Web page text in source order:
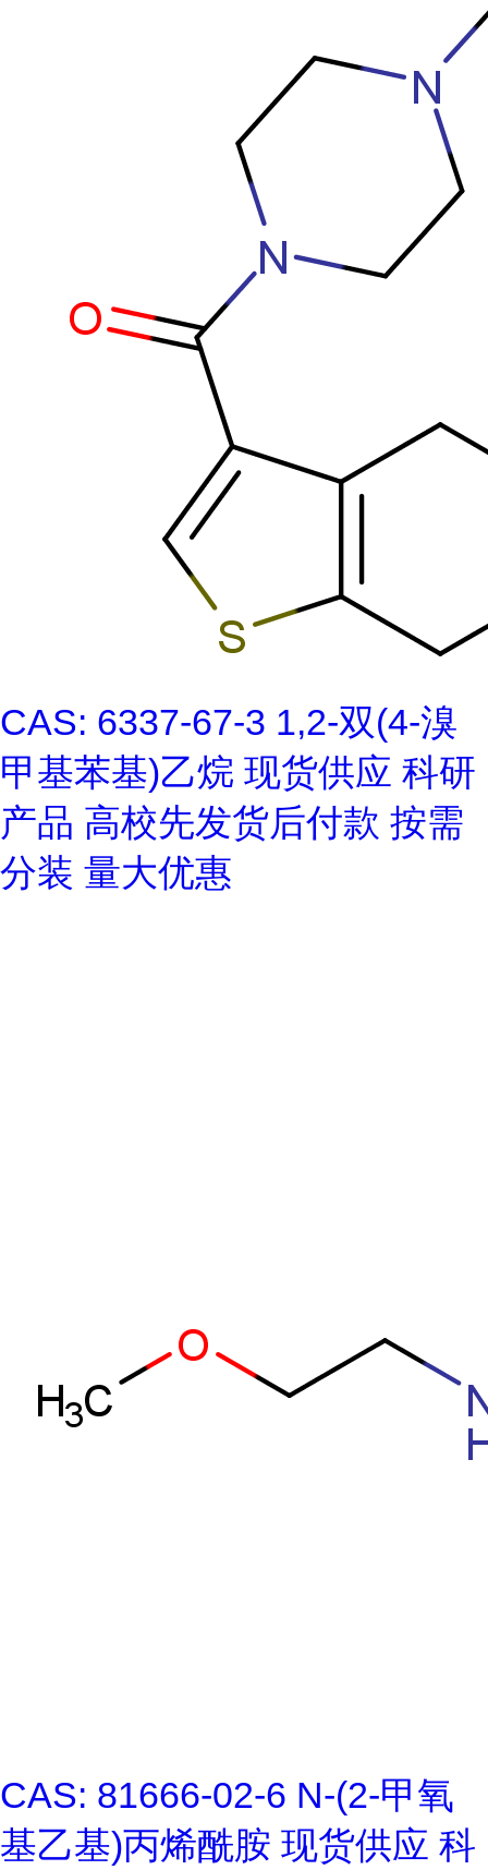
CAS: 6337-67-3 1,2-双(4-溴
甲基苯基)乙烷 现货供应 科研
产品 高校先发货后付款 按需
分装 量大优惠
CAS: 81666-02-6 N-(2-甲氧
基乙基)丙烯酰胺 现货供应 科